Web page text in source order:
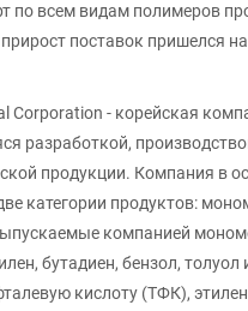
по всем видам полимеров
поставок пришелся
Corporation - корейская
разработкой,
продукции. Компания в
категории продуктов:
компанией
бутадиен, бензол, толуол
кислоту (ТФК),